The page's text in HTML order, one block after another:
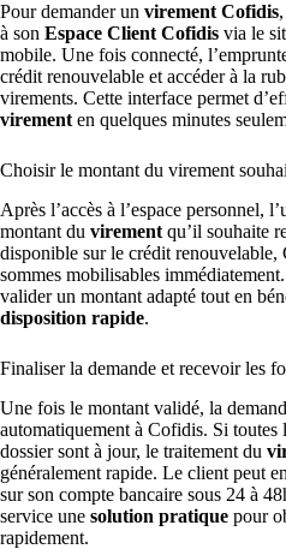
Pour demander un virement Cofidis
à son Espace Client Cofidis via le
mobile. Une fois connecté,
crédit renouvelable et accéder à la
virements. Cette interface permet
virement en quelques minutes
Choisir le montant du virement
Après l’accès à l’espace personnel,
montant du virement qu’il souhaite
disponible sur le crédit renouvelable,
sommes mobilisables
valider un montant adapté tout en
disposition rapide.
Finaliser la demande et recevoir les
Une fois le montant validé, la
automatiquement à Cofidis. Si toutes
dossier sont à jour, le traitement du
généralement rapide. Le client peut
sur son compte bancaire sous 24 à
service une solution pratique pour
rapidement.